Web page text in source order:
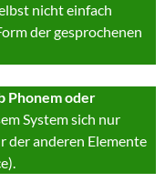
nicht einfach
der gesprochenen
Phonem oder
System sich nur
der anderen Elemente